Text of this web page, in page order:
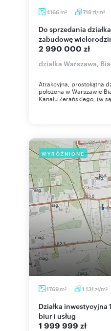
4166 m2 718zł/m2
Do sprzedania działka 4162 m² pod
zabudowę
2 990 000 zł
działka Warszawa,
Atrakcyjna, prostokątna
położona w Warszawie
Kanału Żerańskiego, (w
WYRÓŻNIONE
1769 m2 1 131 zł/m2
Działka inwestycyjna 1769 m² z koncepcją
biur i usług
1 999 999 zł